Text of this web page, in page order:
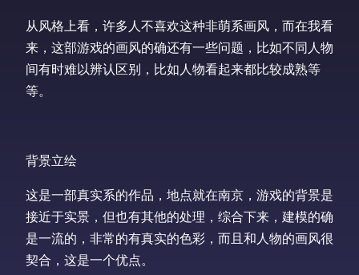
从风格上看，许多人不喜欢这种非萌系画风，而在我看
来，这部游戏的画风的确还有一些问题，比如不同人物
间有时难以辨认区别，比如人物看起来都比较成熟等
等。
背景立绘
这是一部真实系的作品，地点就在南京，游戏的背景是
接近于实景，但也有其他的处理，综合下来，建模的确
是一流的，非常的有真实的色彩，而且和人物的画风很
契合，这是一个优点。